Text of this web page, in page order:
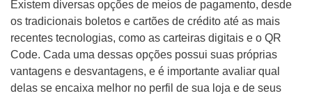
Existem diversas opções de meios de pagamento, desde
os tradicionais boletos e cartões de crédito até as mais
recentes tecnologias, como as carteiras digitais e o QR
Code. Cada uma dessas opções possui suas próprias
vantagens e desvantagens, e é importante avaliar qual
delas se encaixa melhor no perfil de sua loja e de seus